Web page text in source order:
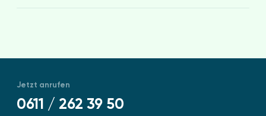
Jetzt anrufen
0611 / 262 39 50